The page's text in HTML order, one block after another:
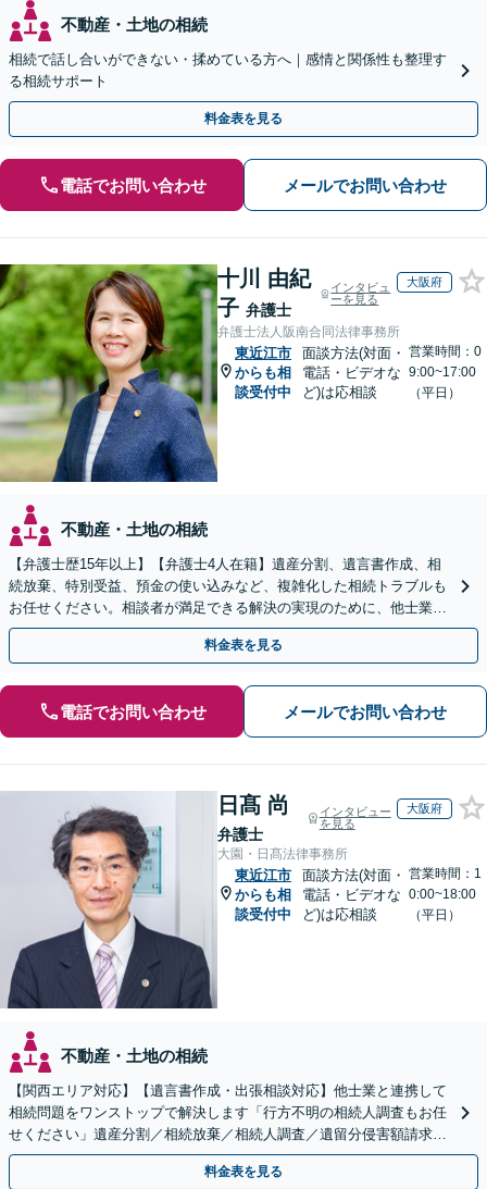
不動産・土地の相続
相続で話し合いができない・揉めている方へ｜感情と関係性も整理す
る相続サポート
料金表を見る
電話でお問い合わせ メールでお問い合わせ
十川 由紀
子 弁護士
インタビュ
ーを見る
大阪府
弁護士法人阪南合同法律事務所
東近江市
からも相
談受付中
面談方法(対面・
電話・ビデオな
ど)は応相談
営業時間：0
9:00~17:00
（平日）
不動産・土地の相続
【弁護士歴15年以上】【弁護士4人在籍】遺産分割、遺言書作成、相
続放棄、特別受益、預金の使い込みなど、複雑化した相続トラブルも
お任せください。相談者が満足できる解決の実現のために、他士業と
連携し最善を尽くします【完全個室】
料金表を見る
電話でお問い合わせ メールでお問い合わせ
日髙 尚
弁護士
インタビュー
を見る
大阪府
大園・日髙法律事務所
東近江市
からも相
談受付中
面談方法(対面・
電話・ビデオな
ど)は応相談
営業時間：1
0:00~18:00
（平日）
不動産・土地の相続
【関西エリア対応】【遺言書作成・出張相談対応】他士業と連携して
相続問題をワンストップで解決します「行方不明の相続人調査もお任
せください」遺産分割／相続放棄／相続人調査／遺留分侵害額請求／
登記など【休日・夜間面談可】【分割払い対応】
料金表を見る